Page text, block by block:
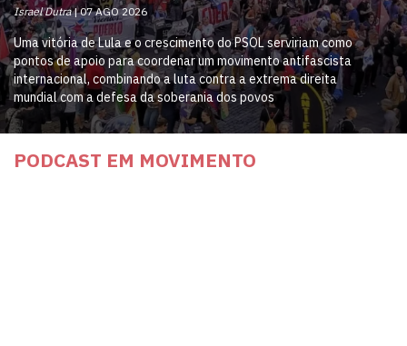
Israel Dutra 07 AGO 2026
Uma vitória de Lula e o crescimento do PSOL serviriam como
pontos de apoio para coordenar um movimento antifascista
internacional, combinando a luta contra a extrema direita
mundial com a defesa da soberania dos povos
PODCAST EM MOVIMENTO